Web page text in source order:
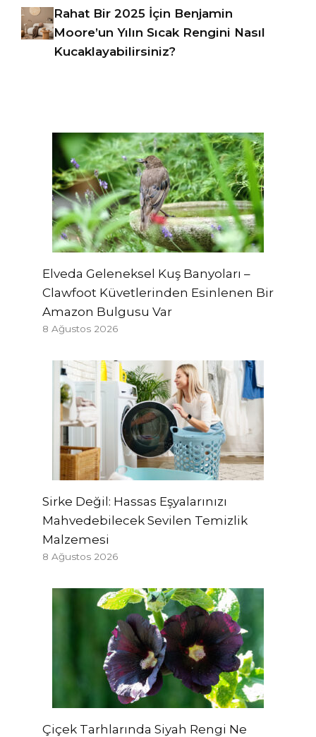
Rahat Bir 2025 İçin Benjamin
Moore’un Yılın Sıcak Rengini Nasıl
Kucaklayabilirsiniz?
Elveda Geleneksel Kuş Banyoları –
Clawfoot Küvetlerinden Esinlenen Bir
Amazon Bulgusu Var
8 Ağustos 2026
Sirke Değil: Hassas Eşyalarınızı
Mahvedebilecek Sevilen Temizlik
Malzemesi
8 Ağustos 2026
Çiçek Tarhlarında Siyah Rengi Ne